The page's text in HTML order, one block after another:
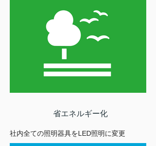
省エネルギー化
社内全ての照明器具をLED照明に変更